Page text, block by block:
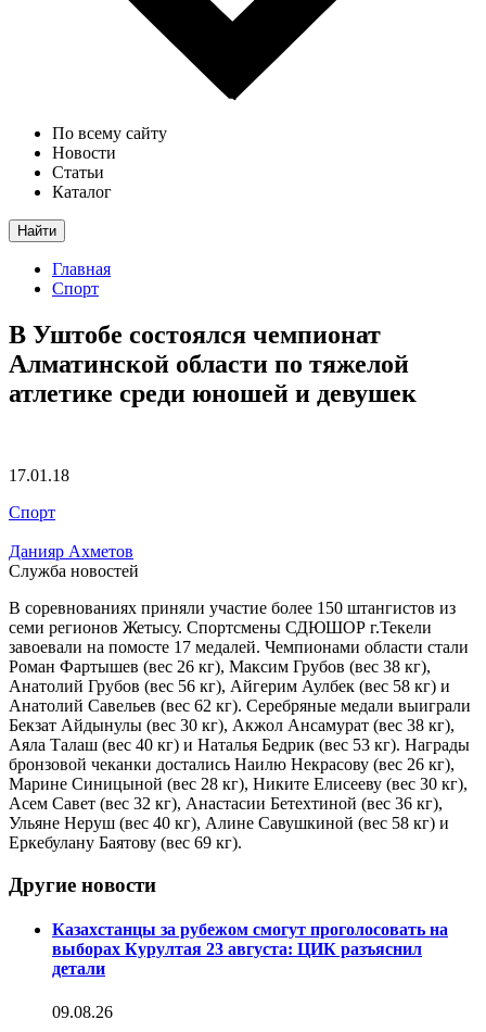
По всему сайту
Новости
Статьи
Каталог
Найти
Главная
Спорт
В Уштобе состоялся чемпионат
Алматинской области по тяжелой
атлетике среди юношей и девушек
17.01.18
Спорт
Данияр Ахметов
Служба новостей
В соревнованиях приняли участие более 150 штангистов из
семи регионов Жетысу. Спортсмены СДЮШОР г.Текели
завоевали на помосте 17 медалей. Чемпионами области стали
Роман Фартышев (вес 26 кг), Максим Грубов (вес 38 кг),
Анатолий Грубов (вес 56 кг), Айгерим Аулбек (вес 58 кг) и
Анатолий Савельев (вес 62 кг). Серебряные медали выиграли
Бекзат Айдынулы (вес 30 кг), Акжол Ансамурат (вес 38 кг),
Аяла Талаш (вес 40 кг) и Наталья Бедрик (вес 53 кг). Награды
бронзовой чеканки достались Наилю Некрасову (вес 26 кг),
Марине Синицыной (вес 28 кг), Никите Елисееву (вес 30 кг),
Асем Савет (вес 32 кг), Анастасии Бетехтиной (вес 36 кг),
Ульяне Неруш (вес 40 кг), Алине Савушкиной (вес 58 кг) и
Еркебулану Баятову (вес 69 кг).
Другие новости
Казахстанцы за рубежом смогут проголосовать на
выборах Курултая 23 августа: ЦИК разъяснил
детали
09.08.26